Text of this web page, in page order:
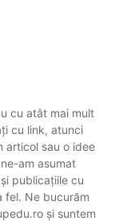
cu atât mai mult
cu link, atunci
articol sau o idee
am asumat
publicațiile cu
fel. Ne bucurăm
și suntem